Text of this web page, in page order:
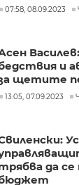
07:58, 08.09.2023
и
щетите
13:05, 07.09.2023
да